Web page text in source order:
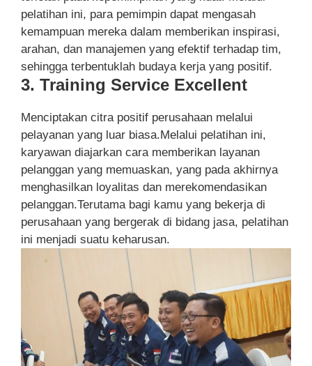
pelatihan ini, para pemimpin dapat mengasah
kemampuan mereka dalam memberikan inspirasi,
arahan, dan manajemen yang efektif terhadap tim,
sehingga terbentuklah budaya kerja yang positif.
3. Training Service Excellent
Menciptakan citra positif perusahaan melalui
pelayanan yang luar biasa.Melalui pelatihan ini,
karyawan diajarkan cara memberikan layanan
pelanggan yang memuaskan, yang pada akhirnya
menghasilkan loyalitas dan merekomendasikan
pelanggan.Terutama bagi kamu yang bekerja di
perusahaan yang bergerak di bidang jasa, pelatihan
ini menjadi suatu keharusan.